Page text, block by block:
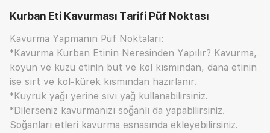
Kurban Eti Kavurması Tarifi Püf Noktası
Kavurma Yapmanın Püf Noktaları:
*Kavurma Kurban Etinin Neresinden Yapılır? Kavurma,
koyun ve kuzu etinin but ve kol kısmından, dana etinin
ise sırt ve kol-kürek kısmından hazırlanır.
*Kuyruk yağı yerine sıvı yağ kullanabilirsiniz.
*Dilerseniz kavurmanızı soğanlı da yapabilirsiniz.
Soğanları etleri kavurma esnasında ekleyebilirsiniz.